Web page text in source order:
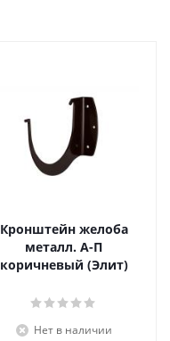
Кронштейн желоба
металл. А-П
коричневый (Элит)
Нет в наличии